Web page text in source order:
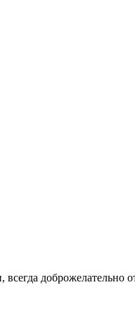
доброжелательно